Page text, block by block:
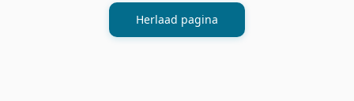
Herlaad pagina